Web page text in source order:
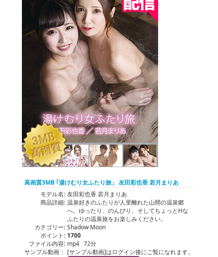
高画質3MB ｢湯けむり女ふたり旅」 友田彩也香 若月まりあ
モデル名: 友田彩也香 若月まりあ
商品詳細: 温泉好きのふたりが人里離れた山間の温泉郷
へ。ゆったり、のんびり、そしてちょっとHな
ふたりの温泉旅をお楽しみください。
カテゴリー: Shadow Moon
ポイント: 1700
ファイル内容: mp4 72分
サンプル動画： [サンプル動画]はログイン後にご覧になれます。